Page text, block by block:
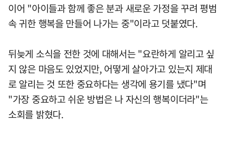
이어 "아이들과 함께 좋은 분과 새로운 가정을 꾸려 평범
속 귀한 행복을 만들어 나가는 중"이라고 덧붙였다.
뒤늦게 소식을 전한 것에 대해서는 "요란하게 알리고 싶
지 않은 마음도 있었지만, 어떻게 살아가고 있는지 제대
로 알리는 것 또한 중요하다는 생각에 용기를 냈다"며
"가장 중요하고 쉬운 방법은 나 자신의 행복이더라"는
소회를 밝혔다.